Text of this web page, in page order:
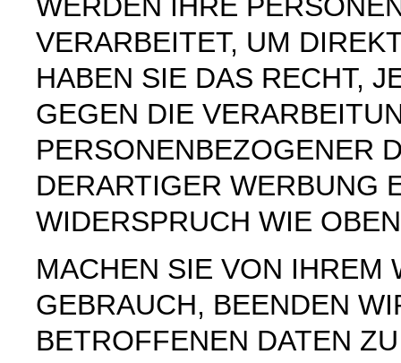
VERARBEITET, UM
HABEN SIE DAS RECHT,
GEGEN DIE
PERSONENBEZOGENER
DERARTIGER WERBUNG
WIDERSPRUCH WIE
MACHEN SIE VON IHREM
GEBRAUCH, BEENDEN
BETROFFENEN DATEN